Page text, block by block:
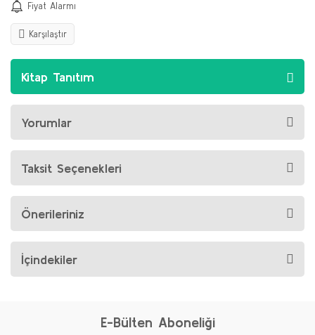
Fiyat Alarmı
Karşılaştır
Kitap Tanıtım
Yorumlar
Taksit Seçenekleri
Önerileriniz
İçindekiler
E-Bülten Aboneliği